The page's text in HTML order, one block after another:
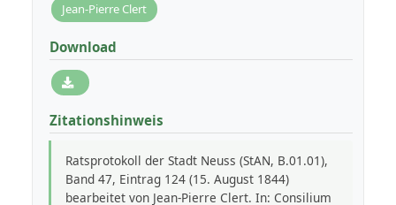
Jean-Pierre Clert
Download
Zitationshinweis
Ratsprotokoll der Stadt Neuss (StAN, B.01.01),
Band 47, Eintrag 124 (15. August 1844)
bearbeitet von Jean-Pierre Clert. In: Consilium